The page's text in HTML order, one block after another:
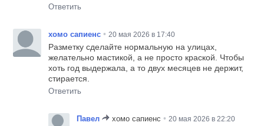
Ответить
хомо сапиенс • 20 мая 2026 в 17:40
Разметку сделайте нормальную на улицах,
желательно мастикой, а не просто краской. Чтобы
хоть год выдержала, а то двух месяцев не держит,
стирается.
Ответить
Павел хомо сапиенс • 20 мая 2026 в 22:20